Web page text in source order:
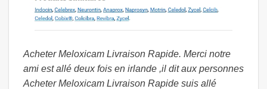
Acheter Meloxicam Livraison Rapide. Merci notre
ami est allé deux fois en irlande ,il dit aux personnes
Acheter Meloxicam Livraison Rapide suis allé